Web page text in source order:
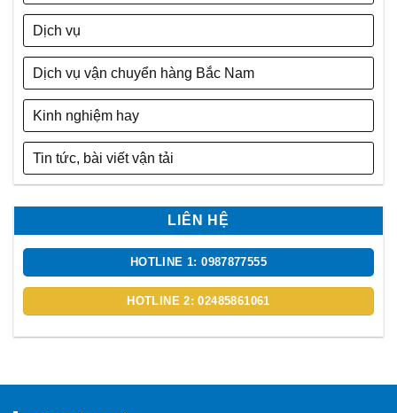
Dịch vụ
Dịch vụ vận chuyển hàng Bắc Nam
Kinh nghiệm hay
Tin tức, bài viết vận tải
LIÊN HỆ
HOTLINE 1: 0987877555
HOTLINE 2: 02485861061